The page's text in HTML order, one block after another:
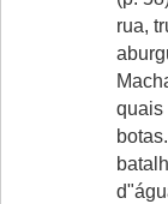
rua,
quais